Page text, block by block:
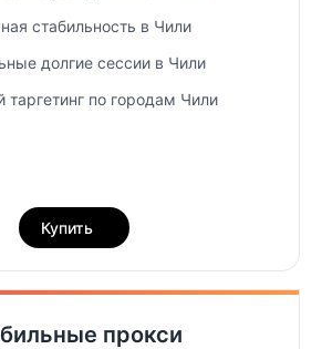
стабильность в Чили
долгие сессии в Чили
таргетинг по городам Чили
Купить
прокси